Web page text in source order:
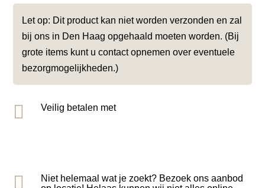
Let op: Dit product kan niet worden verzonden en zal
bij ons in Den Haag opgehaald moeten worden. (Bij
grote items kunt u contact opnemen over eventuele
bezorgmogelijkheden.)
 Veilig betalen met

Niet helemaal wat je zoekt? Bezoek ons aanbod